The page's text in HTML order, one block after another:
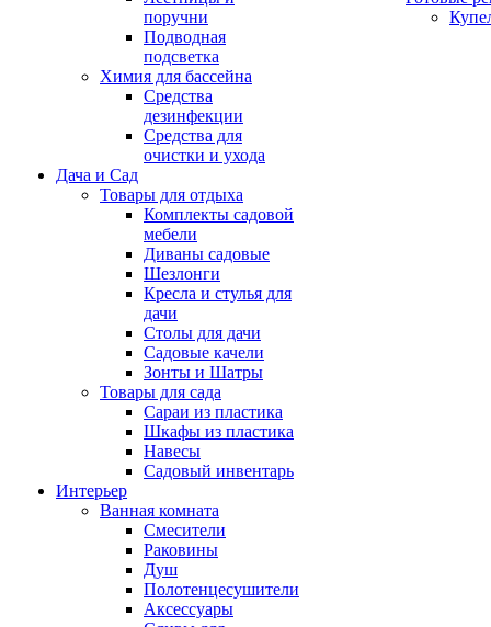
поручни
Подводная
подсветка
Химия для бассейна
Средства
дезинфекции
Средства для
очистки и ухода
Дача и Сад
Товары для отдыха
Комплекты садовой
мебели
Диваны садовые
Шезлонги
Кресла и стулья для
дачи
Столы для дачи
Садовые качели
Зонты и Шатры
Товары для сада
Сараи из пластика
Шкафы из пластика
Навесы
Садовый инвентарь
Интерьер
Ванная комната
Смесители
Раковины
Душ
Полотенцесушители
Аксессуары